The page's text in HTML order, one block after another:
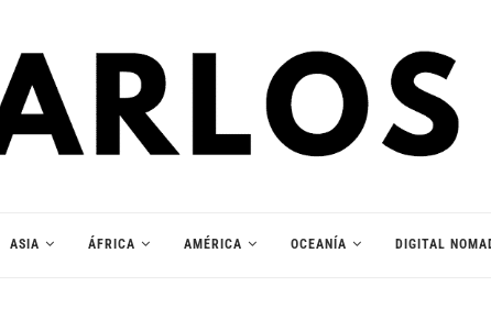
ASIA ÁFRICA AMÉRICA OCEANÍA DIGITAL